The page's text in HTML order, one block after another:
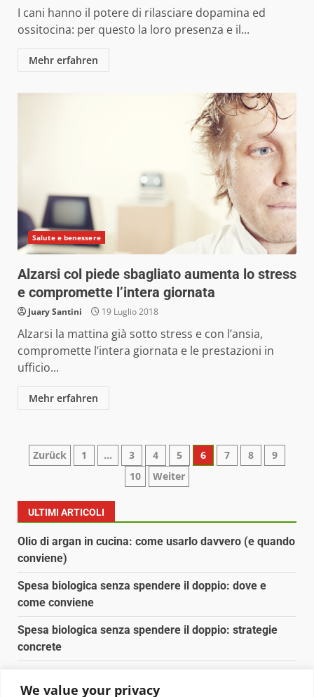
We value your privacy
I cani hanno il potere di rilasciare dopamina ed
ossitocina: per questo la loro presenza e il...
Mehr erfahren
Salute e benessere
Alzarsi col piede sbagliato aumenta lo stress
e compromette l’intera giornata
Juary Santini 19 Luglio 2018
Alzarsi la mattina già sotto stress e con l’ansia,
compromette l’intera giornata e le prestazioni in
ufficio...
Mehr erfahren
Paginazione
articoli
Zurück 1 … 3 4 5 6 7 8
9
10
Weiter
ULTIMI ARTICOLI
Olio di argan in cucina: come usarlo davvero (e quando
conviene)
Spesa biologica senza spendere il doppio: dove e
come conviene
Spesa biologica senza spendere il doppio: strategie
concrete